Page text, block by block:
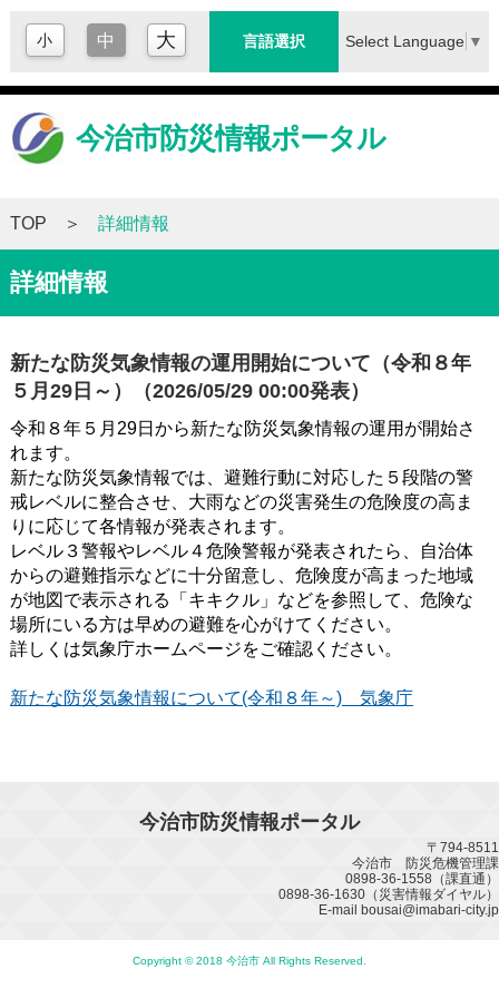
小 中 大 言語選択 Select Language ▼
今治市防災情報ポータル
TOP 詳細情報
詳細情報
新たな防災気象情報の運用開始について（令和８年
５月29日～）（2026/05/29 00:00発表）
令和８年５月29日から新たな防災気象情報の運用が開始さ
れます。
新たな防災気象情報では、避難行動に対応した５段階の警
戒レベルに整合させ、大雨などの災害発生の危険度の高ま
りに応じて各情報が発表されます。
レベル３警報やレベル４危険警報が発表されたら、自治体
からの避難指示などに十分留意し、危険度が高まった地域
が地図で表示される「キキクル」などを参照して、危険な
場所にいる方は早めの避難を心がけてください。
詳しくは気象庁ホームページをご確認ください。
新たな防災気象情報について(令和８年～) 気象庁
今治市防災情報ポータル
〒794-8511
今治市 防災危機管理課
0898-36-1558（課直通）
0898-36-1630（災害情報ダイヤル）
E-mail bousai@imabari-city.jp
Copyright © 2018 今治市 All Rights Reserved.